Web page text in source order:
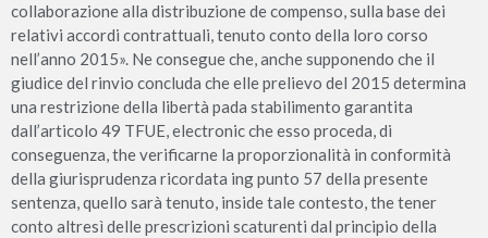
collaborazione alla distribuzione de compenso, sulla base dei
relativi accordi contrattuali, tenuto conto della loro corso
nell’anno 2015». Ne consegue che, anche supponendo che il
giudice del rinvio concluda che elle prelievo del 2015 determina
una restrizione della libertà pada stabilimento garantita
dall’articolo 49 TFUE, electronic che esso proceda, di
conseguenza, the verificarne la proporzionalità in conformità
della giurisprudenza ricordata ing punto 57 della presente
sentenza, quello sarà tenuto, inside tale contesto, the tener
conto altresì delle prescrizioni scaturenti dal principio della